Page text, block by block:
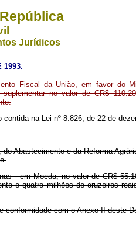
Jurídicos
1993.
Fiscal da União, em favor do
suplementar no valor de CR$
na Lei nº 8.826, de 22 de
Abastecimento e da Reforma
- em Moeda, no valor de CR$
e quatro milhões de cruzeiros
conformidade com o Anexo II deste